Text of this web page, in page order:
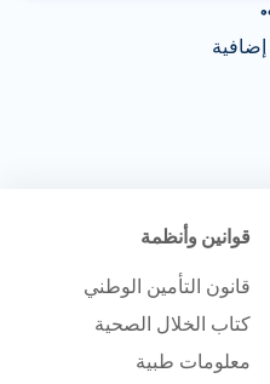
قوانين وأنظمة
قانون التأمين الوطني
كتاب الخلال الصحية
معلومات طبية